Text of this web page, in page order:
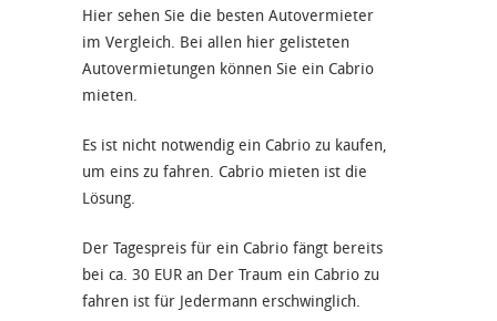
Hier sehen Sie die besten Autovermieter
im Vergleich. Bei allen hier gelisteten
Autovermietungen können Sie ein Cabrio
mieten.
Es ist nicht notwendig ein Cabrio zu kaufen,
um eins zu fahren. Cabrio mieten ist die
Lösung.
Der Tagespreis für ein Cabrio fängt bereits
bei ca. 30 EUR an Der Traum ein Cabrio zu
fahren ist für Jedermann erschwinglich.